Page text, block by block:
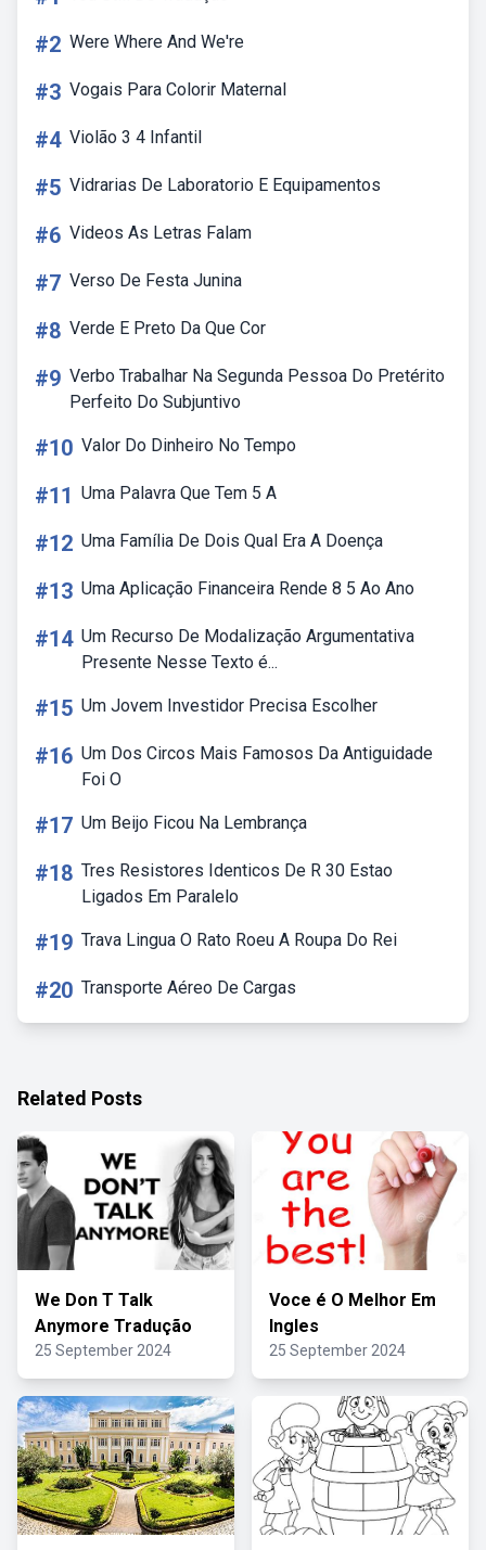
#2 Were Where And We're
#3 Vogais Para Colorir Maternal
#4 Violão 3 4 Infantil
#5 Vidrarias De Laboratorio E Equipamentos
#6 Videos As Letras Falam
#7 Verso De Festa Junina
#8 Verde E Preto Da Que Cor
#9 Verbo Trabalhar Na Segunda Pessoa Do Pretérito
Perfeito Do Subjuntivo
#10 Valor Do Dinheiro No Tempo
#11 Uma Palavra Que Tem 5 A
#12 Uma Família De Dois Qual Era A Doença
#13 Uma Aplicação Financeira Rende 8 5 Ao Ano
#14 Um Recurso De Modalização Argumentativa
Presente Nesse Texto é...
#15 Um Jovem Investidor Precisa Escolher
#16 Um Dos Circos Mais Famosos Da Antiguidade
Foi O
#17 Um Beijo Ficou Na Lembrança
#18 Tres Resistores Identicos De R 30 Estao
Ligados Em Paralelo
#19 Trava Lingua O Rato Roeu A Roupa Do Rei
#20 Transporte Aéreo De Cargas
Related Posts
We Don T Talk
Anymore Tradução
25 September 2024
Voce é O Melhor Em
Ingles
25 September 2024